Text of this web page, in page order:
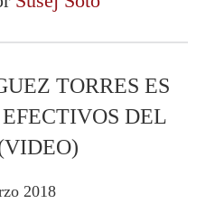
TORRES ES
DEL
2018